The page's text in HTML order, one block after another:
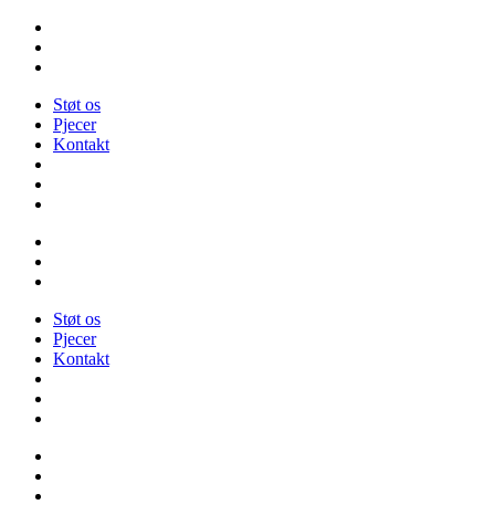
Videre
indhold
Støt os
Pjecer
Kontakt
Støt os
Pjecer
Kontakt